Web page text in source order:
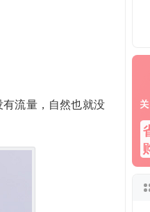
流量，自然也就没